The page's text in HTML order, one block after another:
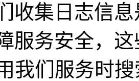
收集日志信
服务安全，
我们服务时